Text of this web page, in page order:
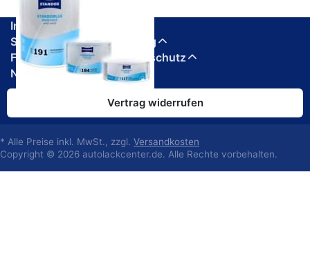
Informationen
Service, Versand & Zahlung
Firma, Impressum & Datenschutz
Newsletter abonnieren
Vertrag widerrufen
* Alle Preise inkl. MwSt., zzgl. Versandkosten
Copyright © 2026 autolackcenter.de. Alle Rechte vorbehalten.